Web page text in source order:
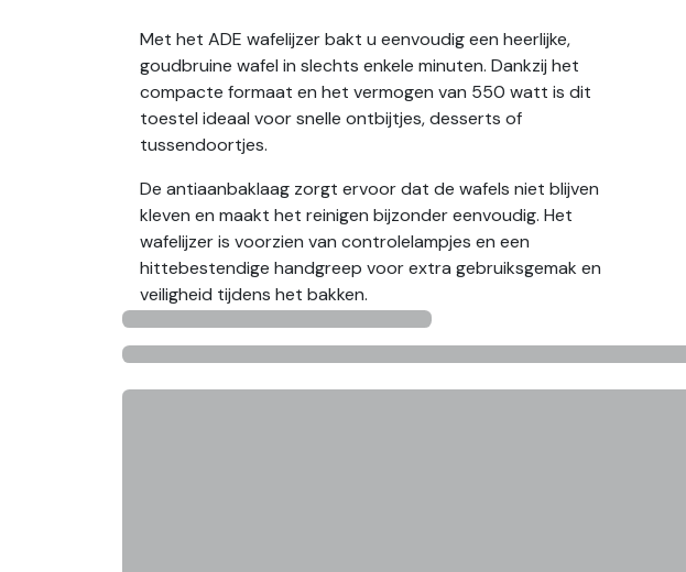
Met het ADE wafelijzer bakt u eenvoudig een heerlijke,
goudbruine wafel in slechts enkele minuten. Dankzij het
compacte formaat en het vermogen van 550 watt is dit
toestel ideaal voor snelle ontbijtjes, desserts of
tussendoortjes.
De antiaanbaklaag zorgt ervoor dat de wafels niet blijven
kleven en maakt het reinigen bijzonder eenvoudig. Het
wafelijzer is voorzien van controlelampjes en een
hittebestendige handgreep voor extra gebruiksgemak en
veiligheid tijdens het bakken.